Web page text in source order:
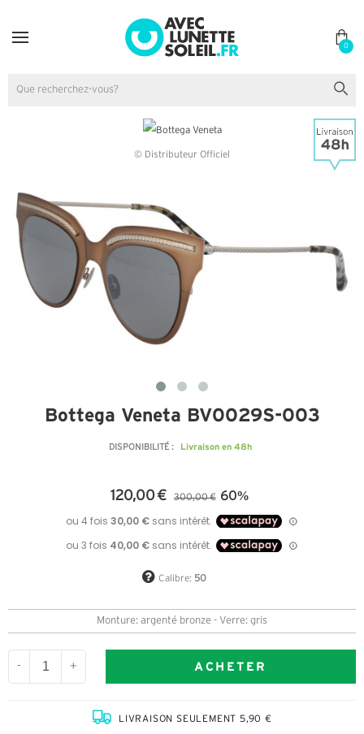
0
© Distributeur Officiel
Bottega Veneta BV0029S-003
DISPONIBILITÉ : Livraison en 48h
120,00 € 300,00 € 60%
Calibre: 50
Monture: argenté bronze - Verre: gris
- + ACHETER
LIVRAISON SEULEMENT 5,90 €